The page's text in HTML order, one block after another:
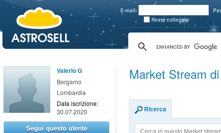
E-mail:
Resta collegato
Valerio G
Bergamo
Lombardia
Data iscrizione:
30.07.2020
Segui questo utente
Market Stream
Ricerca